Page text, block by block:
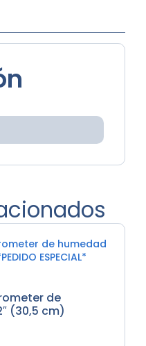
de
(30,5 cm)